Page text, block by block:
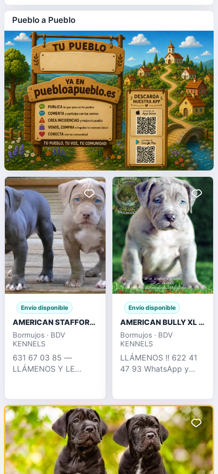
Pueblo a Pueblo
Envío disponible
AMERICAN STAFFORD BLUE , FAWN , CHAMPAGNE
Bormujos · BDV
KENNELS
631 67 03 85 —
LLÁMENOS Y LE
CACHORROS
AMERICAN STAFFORD
, BLUE , CHAMPAGNE ,
CHOCO DE OJOS
AZULES., SILVER...
PEDIGREE COMPL
Envío disponible
AMERICAN BULLY XL / XXL CRIA PROFESIONAL
Bormujos · BDV
KENNELS
LLÁMENOS !! 622 41
47 93 WhatsApp y
con 2 x Hulk
disponible, en su
pedigree podemos
encontrar perros como
dd